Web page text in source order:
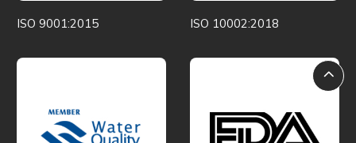
ISO 9001:2015 ISO 10002:2018